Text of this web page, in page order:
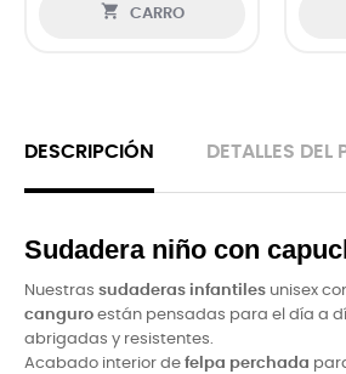
 CARRO
DESCRIPCIÓN DETALLES DEL
Sudadera niño con
Nuestras sudaderas infantiles unisex
canguro están pensadas para el día a
abrigadas y resistentes.
Acabado interior de felpa perchada